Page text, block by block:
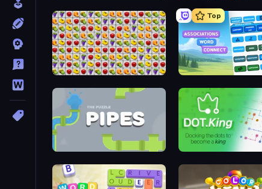
Same Game Fruit Collapse
Top
Associations - Word
Pipes: The Puzzle